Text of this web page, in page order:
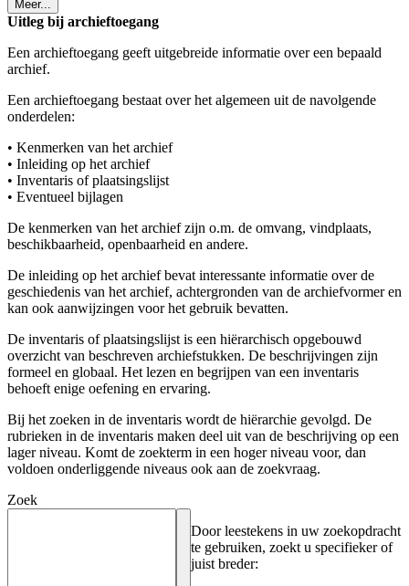
Meer...
Uitleg bij archieftoegang
Een archieftoegang geeft uitgebreide informatie over een bepaald
archief.
Een archieftoegang bestaat over het algemeen uit de navolgende
onderdelen:
• Kenmerken van het archief
• Inleiding op het archief
• Inventaris of plaatsingslijst
• Eventueel bijlagen
De kenmerken van het archief zijn o.m. de omvang, vindplaats,
beschikbaarheid, openbaarheid en andere.
De inleiding op het archief bevat interessante informatie over de
geschiedenis van het archief, achtergronden van de archiefvormer en
kan ook aanwijzingen voor het gebruik bevatten.
De inventaris of plaatsingslijst is een hiërarchisch opgebouwd
overzicht van beschreven archiefstukken. De beschrijvingen zijn
formeel en globaal. Het lezen en begrijpen van een inventaris
behoeft enige oefening en ervaring.
Bij het zoeken in de inventaris wordt de hiërarchie gevolgd. De
rubrieken in de inventaris maken deel uit van de beschrijving op een
lager niveau. Komt de zoekterm in een hoger niveau voor, dan
voldoen onderliggende niveaus ook aan de zoekvraag.
Zoek
Door leestekens in uw zoekopdracht
te gebruiken, zoekt u specifieker of
juist breder: